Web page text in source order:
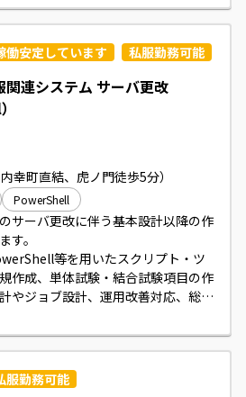
働安定しています 私服勤務可能
関連システム サーバ更改
幸町直結、虎ノ門徒歩5分）
PowerShell
サーバ更改に伴う基本設計以降の作
す。
等を用いたスクリプト・ツ
作成、単体試験・結合試験項目の作
やジョブ設計、運用改善対応、総合
ただきます。
のクラウドリフトに伴うスクリプト
経験は必須ではありません。
服勤務可能